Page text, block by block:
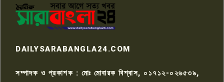
৭
কেটে ঘরে ঢুকে স্কুল শিক্ষিকাকে হত্যা
টয়লেটের ট্যাংকি থেকে লাশ উদ্ধার
রাজশাহীতে সন্ত্রাসী হামলায় গুরুতর
DAILYSARABANGLA24.COM
সম্পাদক ও প্রকাশক : মোঃ মোবারক বিশ্বাস, ০১৭১২-০২৬৫৩৯,